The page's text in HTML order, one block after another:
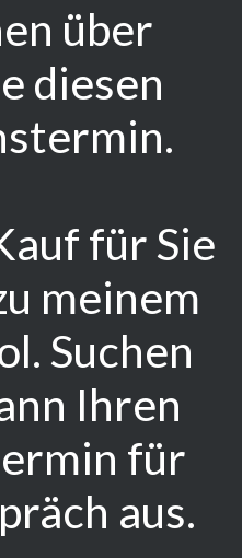
über
diesen
für Sie
meinem
Suchen
Ihren
für
aus.